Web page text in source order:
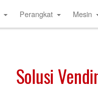
Perangkat Mesin
Solusi